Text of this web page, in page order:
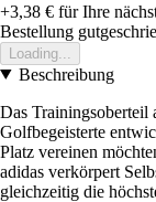
+3,38 € für Ihre
Bestellung
Loading...
Beschreibung
Das Trainingsoberteil
Golfbegeisterte
Platz vereinen
adidas verkörpert
gleichzeitig die